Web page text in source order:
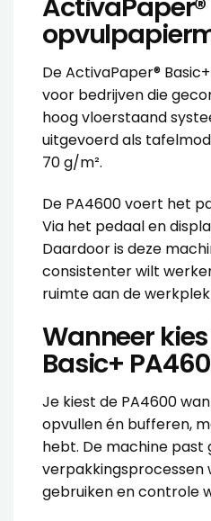
De ActivaPaper®
voor bedrijven die
hoog vloerstaand
uitgevoerd als
70 g/m².
De PA4600 voert het
Via het pedaal en
Daardoor is deze
consistenter wilt
ruimte aan de
Wanneer
Basic+
Je kiest de PA4600
opvullen én bufferen,
hebt. De machine
gebruiken en controle